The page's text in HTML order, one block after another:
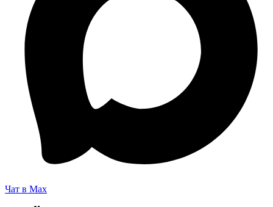
Чат в Max